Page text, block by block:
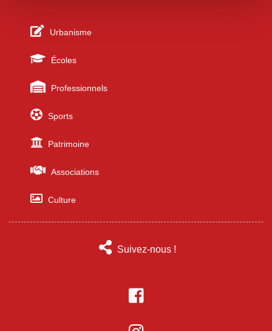
Urbanisme
Écoles
Professionnels
Sports
Patrimoine
Associations
Culture
Suivez-nous !